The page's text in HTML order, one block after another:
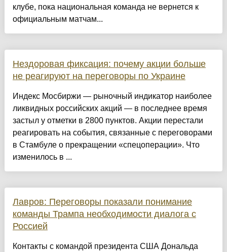
клубе, пока национальная команда не вернется к
официальным матчам...
Нездоровая фиксация: почему акции больше
не реагируют на переговоры по Украине
Индекс Мосбиржи — рыночный индикатор наиболее
ликвидных российских акций — в последнее время
застыл у отметки в 2800 пунктов. Акции перестали
реагировать на события, связанные с переговорами
в Стамбуле о прекращении «спецоперации». Что
изменилось в ...
Лавров: Переговоры показали понимание
команды Трампа необходимости диалога с
Россией
Контакты с командой президента США Дональда